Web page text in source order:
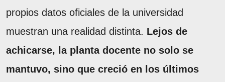
propios datos oficiales de la universidad
muestran una realidad distinta. Lejos de
achicarse, la planta docente no solo se
mantuvo, sino que creció en los últimos